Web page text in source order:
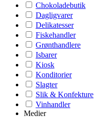
Chokoladebutik
Dagligvarer
Delikatesser
Fiskehandler
Grønthandlere
Isbarer
Kiosk
Konditorier
Slagter
Slik & Konfekture
Vinhandler
Medier